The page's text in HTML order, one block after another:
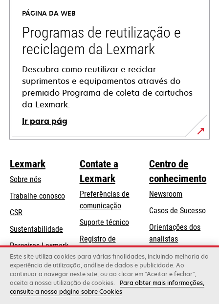
nova
guia
PÁGINA DA WEB
Programas de reutilização e
reciclagem da Lexmark
Descubra como reutilizar e reciclar
suprimentos e equipamentos através do
premiado Programa de coleta de cartuchos
da Lexmark.
Ir para pág
Lexmark
Sobre nós
Trabalhe conosco
CSR
Sustentabilidade
Parceiros Lexmark
Contate a
Lexmark
Preferências de
comunicação
Suporte técnicoabre
uma
nova
guia
Registro de
produtos
Onde comprar
Centro de
conhecimento
Newsroom
Casos de Sucesso
Orientações dos
analistas
Blog Lexmark
Lexmark International, Inc., uma empresa da Xerox
Este site utiliza cookies para várias finalidades, incluindo melhoria da
experiência de utilização, análise de dados e publicidade. Ao
continuar a navegar neste site, ou ao clicar em "Aceitar e fechar",
aceita a nossa utilização de cookies.
Para obter mais informações,
consulte a nossa página sobre Cookies